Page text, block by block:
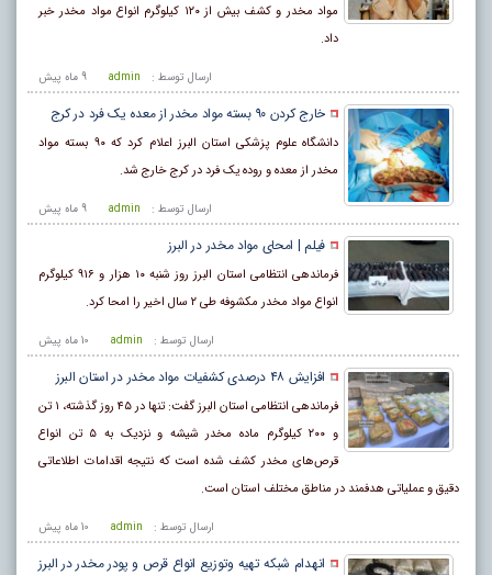
مواد ‏مخدر و کشف بیش از ۱۲۰ کیلوگرم انواع مواد مخدر خبر
داد.
9 ماه پيش ارسال توسط : admin
خارج کردن ۹۰ بسته مواد مخدر از معده یک فرد در کرج
دانشگاه علوم پزشکی استان البرز اعلام کرد که ۹۰ بسته مواد
مخدر از معده و روده یک فرد در کرج خارج شد.
9 ماه پيش ارسال توسط : admin
فیلم | امحای مواد مخدر در البرز
فرماندهی انتظامی استان البرز روز شنبه ۱۰ هزار و ۹۱۶ کیلوگرم
انواع مواد مخدر مکشوفه طی ۲ سال اخیر را امحا کرد.
10 ماه پيش ارسال توسط : admin
افزایش ۴۸ درصدی کشفیات مواد مخدر در استان البرز
فرماندهی انتظامی استان البرز گفت: تنها در ۴۵ روز گذشته، ۱ تن
و ۲۰۰ کیلوگرم ماده مخدر شیشه و نزدیک به ۵ تن انواع
قرص‌های مخدر کشف شده است که نتیجه اقدامات اطلاعاتی
دقیق و عملیاتی هدفمند در مناطق مختلف استان است.
10 ماه پيش ارسال توسط : admin
انهدام شبکه تهیه وتوزیع انواع قرص و پودر مخدر در البرز